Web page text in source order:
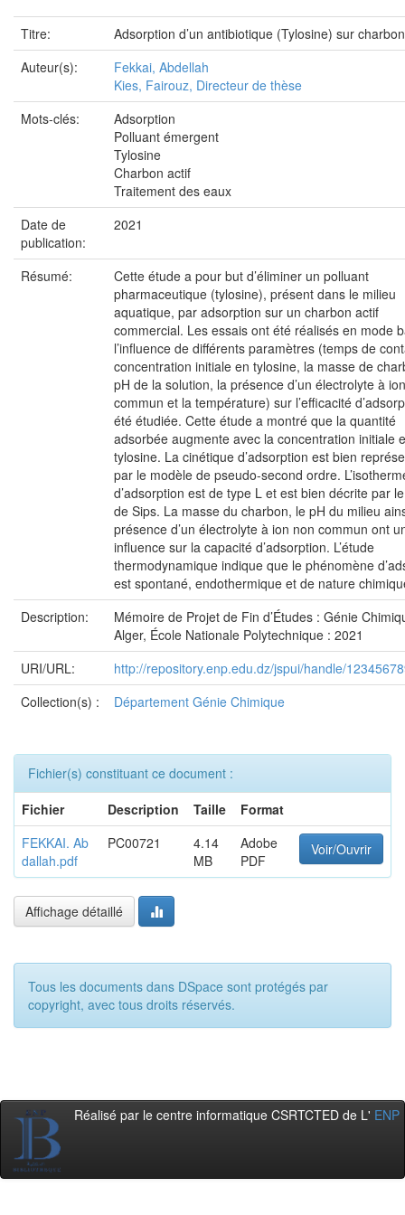
Titre:
Adsorption d’un antibiotique (Tylosine) sur
Auteur(s):
Fekkai, Abdellah
Kies, Fairouz, Directeur de thèse
Mots-clés:
Adsorption
Polluant émergent
Tylosine
Charbon actif
Traitement des eaux
Date de
publication:
2021
Résumé:
Cette étude a pour but d’éliminer un polluant
pharmaceutique (tylosine), présent dans le milieu
aquatique, par adsorption sur un charbon actif
commercial. Les essais ont été réalisés en mode
l’influence de différents paramètres (temps de
concentration initiale en tylosine, la masse de
pH de la solution, la présence d’un électrolyte à
commun et la température) sur l’efficacité
été étudiée. Cette étude a montré que la quantité
adsorbée augmente avec la concentration initiale
tylosine. La cinétique d’adsorption est bien
par le modèle de pseudo-second ordre.
d’adsorption est de type L et est bien décrite par
de Sips. La masse du charbon, le pH du milieu
présence d’un électrolyte à ion non commun ont
influence sur la capacité d’adsorption. L’étude
thermodynamique indique que le phénomène
est spontané, endothermique et de nature
Description:
Mémoire de Projet de Fin d’Études : Génie
Alger, École Nationale Polytechnique : 2021
URI/URL:
http://repository.enp.edu.dz/jspui/handle/
Collection(s) :
Département Génie Chimique
Fichier(s) constituant ce document :
Fichier
Description Taille
Format
FEKKAI. Ab
dallah.pdf
PC00721
4.14
MB
Adobe
PDF
Voir/Ouvrir
Affichage détaillé
Tous les documents dans DSpace sont protégés par
copyright, avec tous droits réservés.
Réalisé par le centre informatique CSRTCTED de L' ENP